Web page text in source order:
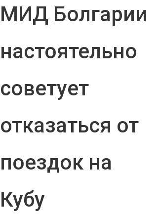
МИД Болгарии
настоятельно
советует
отказаться от
поездок на
Кубу